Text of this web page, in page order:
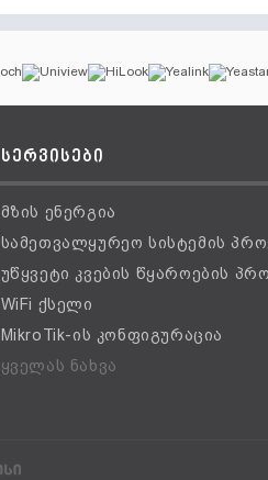
სერვისები
მზის ენერგია
სამეთვალყურეო სისტემის
უწყვეტი კვების წყაროების
WiFi ქსელი
MikroTik-ის კონფიგურაცია
ყველას ნახვა